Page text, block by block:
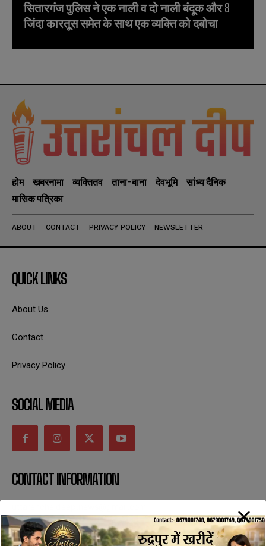
सितारगंज पुलिस ने एक नाली व दो नाली बंदूक और 8
जिंदा कारतूस समेत के साथ एक व्यक्ति को दबोचा
होम खबरनामा व्यक्तितव ताना-बाना देवभूमि
सांध्य दैनिक
मासिक पत्रिका
ABOUT CONTACT PRIVACY POLICY NEWSLETTER
QUICK LINKS
About Us
Contact
Privacy Policy
SOCIAL MEDIA
CONTACT INFORMATION
SUBSCRIBE NOW